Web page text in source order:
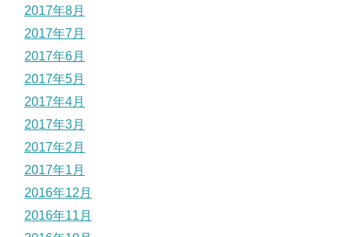
2017年8月
2017年7月
2017年6月
2017年5月
2017年4月
2017年3月
2017年2月
2017年1月
2016年12月
2016年11月